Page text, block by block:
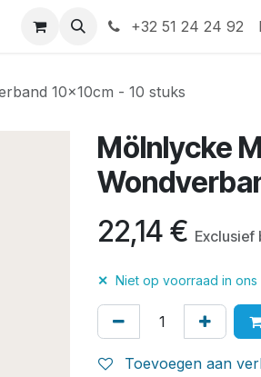
+32 51 24 24 92
10x10cm - 10 stuks
Mölnlycke
22,14 € Exclusief
✕ Niet op voorraad in ons
Toevoegen aan